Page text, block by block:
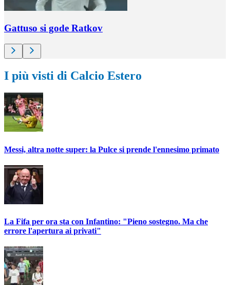
Gattuso si gode Ratkov
I più visti di Calcio Estero
Messi, altra notte super: la Pulce si prende l'ennesimo primato
La Fifa per ora sta con Infantino: "Pieno sostegno. Ma che
errore l'apertura ai privati"